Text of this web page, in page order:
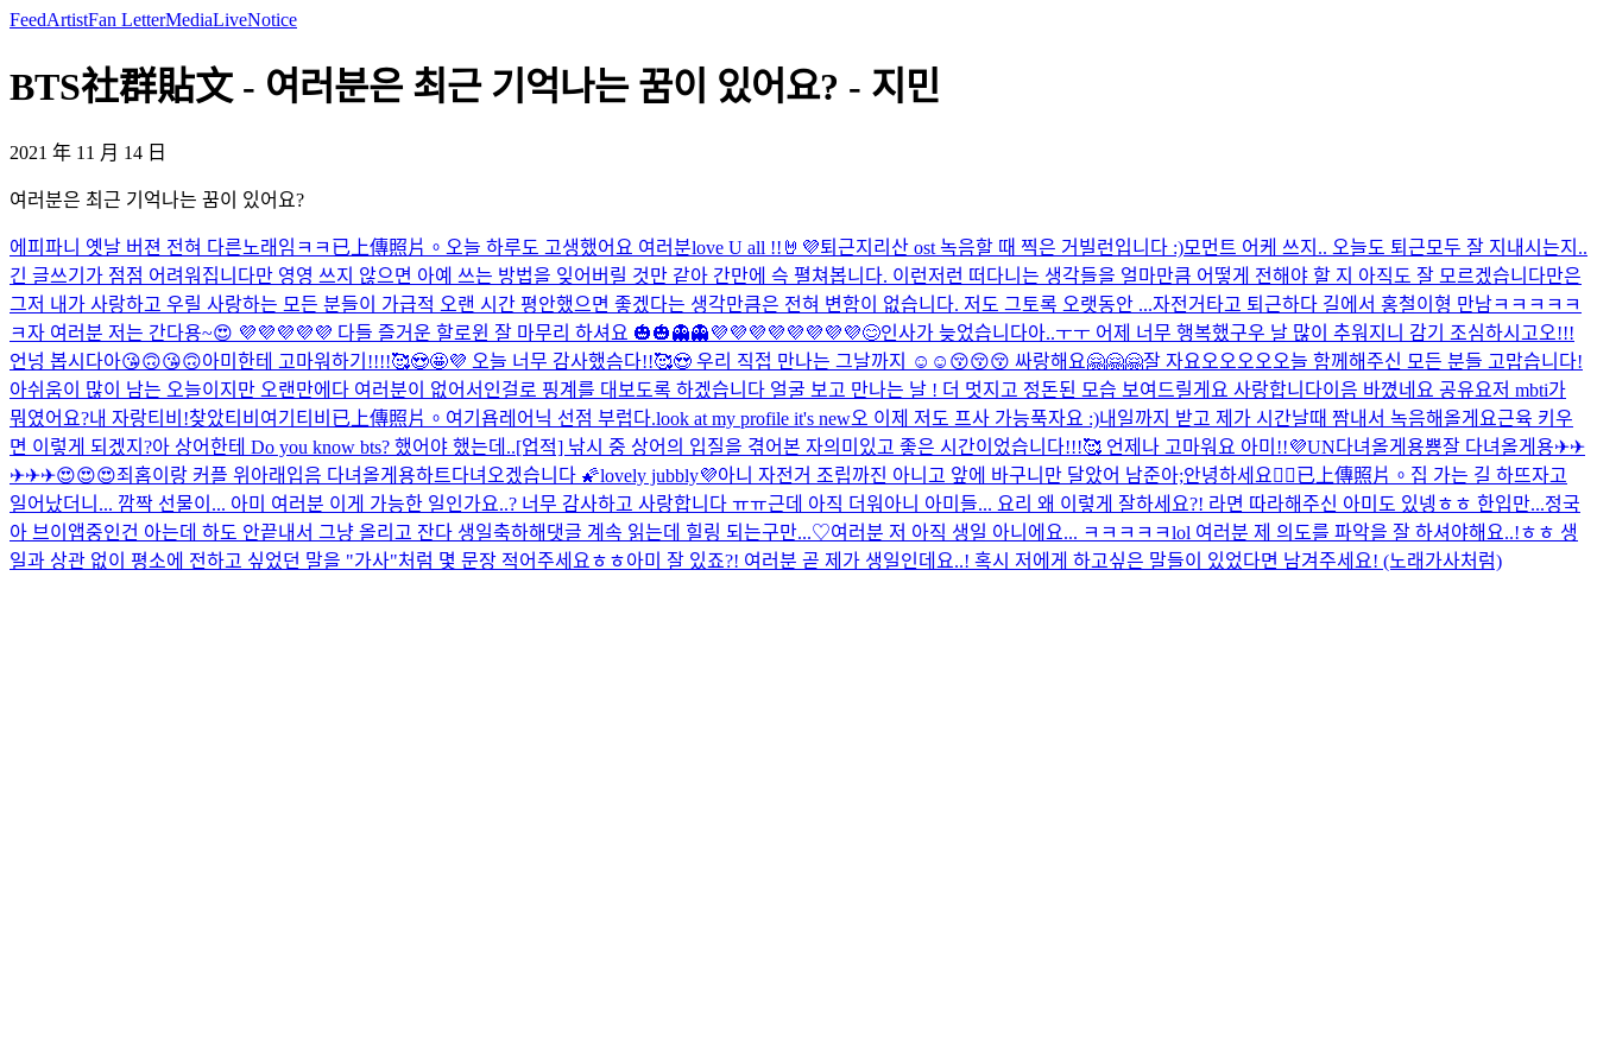
FeedArtistFan LetterMediaLiveNotice
BTS社群貼文 - 여러분은 최근 기억나는 꿈이 있어요? - 지민
2021 年 11 月 14 日
여러분은 최근 기억나는 꿈이 있어요?
에피파니 옛날 버젼 전혀 다른노래임ㅋㅋ 已上傳照片。 오늘 하루도 고생했어요 여러분love U all !!🤘💜퇴근지리산 ost 녹음할 때 찍은 거 빌런입니다 :)모먼트 어케 쓰지.. 오늘도 퇴근모두 잘 지내시는지..
긴 글쓰기가 점점 어려워집니다만 영영 쓰지 않으면 아예 쓰는 방법을 잊어버릴 것만 같아 간만에 슥 펼쳐봅니다. 이런저런 떠다니는 생각들을 얼마만큼 어떻게 전해야 할 지 아직도 잘 모르겠습니다만은
그저 내가 사랑하고 우릴 사랑하는 모든 분들이 가급적 오랜 시간 평안했으면 좋겠다는 생각만큼은 전혀 변함이 없습니다. 저도 그토록 오랫동안 ...자전거타고 퇴근하다 길에서 홍철이형 만남ㅋㅋㅋㅋㅋ
ㅋ자 여러분 저는 간다용~😍 💜💜💜💜💜 다들 즐거운 할로윈 잘 마무리 하셔요 🎃🎃👻👻💜💜💜💜💜💜💜💜😊인사가 늦었습니다아..ㅜㅜ 어제 너무 행복했구우 날 많이 추워지니 감기 조심하시고오!!!
언넝 봅시다아😘🙃😘🙃아미한테 고마워하기!!!!🥰😍🤩💜 오늘 너무 감사했슴다!!🥰😍 우리 직접 만나는 그날까지 ☺☺😚😚😚 싸랑해요🤗🤗🤗잘 자요오오오오 오늘 함께해주신 모든 분들 고맙습니다!
아쉬움이 많이 남는 오늘이지만 오랜만에다 여러분이 없어서인걸로 핑계를 대보도록 하겠습니다 얼굴 보고 만나는 날 ! 더 멋지고 정돈된 모습 보여드릴게요 사랑합니다이 음 바꼈네요 공유요저 mbti가
뭐였어요?내 자랑티비!찾았티비 여기티비 已上傳照片。 여기욥레어닉 선점 부럽다.look at my profile it's new오 이제 저도 프사 가능푹자요 :)내일까지 받고 제가 시간날때 짬내서 녹음해올게요근육 키우
면 이렇게 되겠지?아 상어한테 Do you know bts? 했어야 했는데..[업적] 낚시 중 상어의 입질을 겪어본 자의미있고 좋은 시간이었습니다!!!🥰 언제나 고마워요 아미!!💜UN다녀올게용뿅잘 다녀올게용✈✈
✈✈✈😍😍😍죄홉이랑 커플 위아래입음 다녀올게용하트다녀오겠습니다 🌠lovely jubbly💜아니 자전거 조립까진 아니고 앞에 바구니만 달았어 남준아;안녕하세요🙇‍♂️已上傳照片。 집 가는 길 하뜨자고
일어났더니... 깜짝 선물이... 아미 여러분 이게 가능한 일인가요..? 너무 감사하고 사랑합니다 ㅠㅠ근데 아직 더워 아니 아미들... 요리 왜 이렇게 잘하세요?! 라면 따라해주신 아미도 있넹ㅎㅎ 한입만...정국
아 브이앱중인건 아는데 하도 안끝내서 그냥 올리고 잔다 생일축하해 댓글 계속 읽는데 힐링 되는구만...♡여러분 저 아직 생일 아니에요... ㅋㅋㅋㅋㅋlol 여러분 제 의도를 파악을 잘 하셔야해요..!ㅎㅎ 생
일과 상관 없이 평소에 전하고 싶었던 말을 "가사"처럼 몇 문장 적어주세요ㅎㅎ아미 잘 있죠?! 여러분 곧 제가 생일인데요..! 혹시 저에게 하고싶은 말들이 있었다면 남겨주세요! (노래가사처럼)